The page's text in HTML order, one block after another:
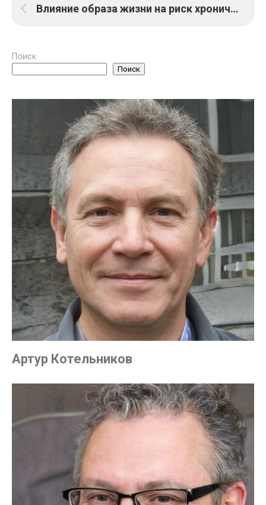
Влияние образа жизни на риск хронических заболеваний
Поиск
Поиск
Артур Котельников